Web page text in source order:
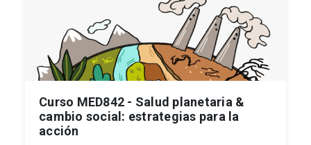
Curso MED842 - Salud planetaria &
cambio social: estrategias para la
acción